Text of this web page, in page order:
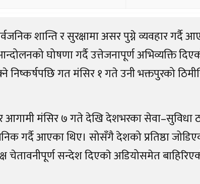
शान्ति र सुरक्षामा असर पुग्ने व्यवहार गर्दै
घोषणा गर्दै उत्तेजनापूर्ण अभिव्यक्ति
निष्कर्षपछि गत मंसिर १ गते उनी भक्तपुरको
आगामी मंसिर ७ गते देखि देशभरका सेवा–सुविधा
गर्दै आएका थिए। सोसँगै देशको प्रतिष्ठा
चेतावनीपूर्ण सन्देश दिएकाे अडियोसमेत